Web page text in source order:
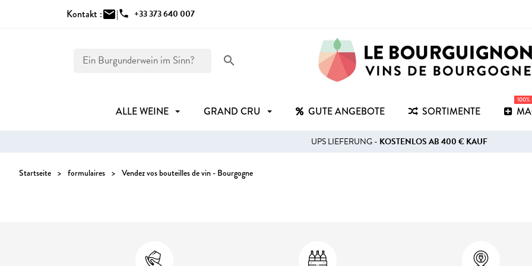
Kontakt :mail|phone +33 373 640 007
search
ALLE WEINE GRAND CRU GUTE ANGEBOTE SORTIMENTE
UPS LIEFERUNG - KOSTENLOS AB 400 € KAUF
Startseite formulaires Vendez vos bouteilles de vin - Bourgogne